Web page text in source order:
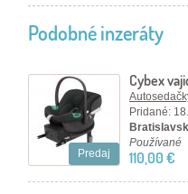
Podobné inzeráty
Predaj
Cybex
Pridané:
Používané
110,00 €